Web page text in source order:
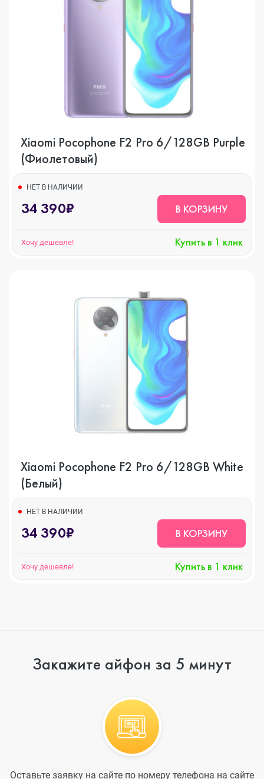
Xiaomi Pocophone F2 Pro 6/128GB Purple
(Фиолетовый)
НЕТ В НАЛИЧИИ
34 390₽ В КОРЗИНУ
Хочу дешевле! Купить в 1 клик
Xiaomi Pocophone F2 Pro 6/128GB White
(Белый)
НЕТ В НАЛИЧИИ
34 390₽ В КОРЗИНУ
Хочу дешевле! Купить в 1 клик
Закажите айфон за 5 минут
Оставьте заявку на сайте по номеру телефона на сайте